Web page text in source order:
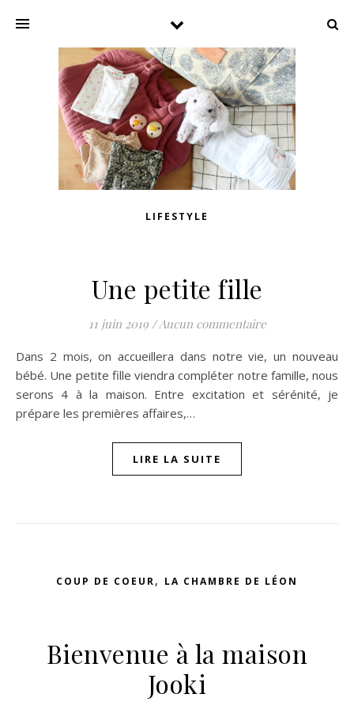
LIFESTYLE
Une petite fille
11 juin 2019 /Aucun commentaire
Dans 2 mois, on accueillera dans notre vie, un nouveau
bébé. Une petite fille viendra compléter notre famille, nous
serons 4 à la maison. Entre excitation et sérénité, je
prépare les premières affaires,…
LIRE LA SUITE
COUP DE COEUR, LA CHAMBRE DE LÉON
Bienvenue à la maison
Jooki